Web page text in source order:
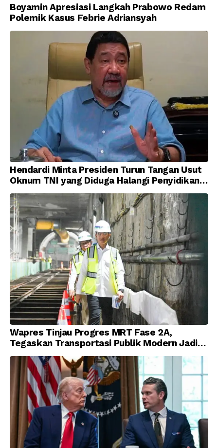
Boyamin Apresiasi Langkah Prabowo Redam
Polemik Kasus Febrie Adriansyah
Hendardi Minta Presiden Turun Tangan Usut
Oknum TNI yang Diduga Halangi Penyidikan
Korupsi
Wapres Tinjau Progres MRT Fase 2A,
Tegaskan Transportasi Publik Modern Jadi
Prioritas Nasional